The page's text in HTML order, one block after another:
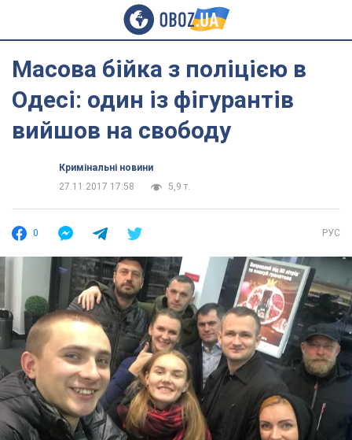
Масова бійка з поліцією в
Одесі: один із фігурантів
вийшов на свободу
Кримінальні новини
27.11.2017 17:58
5,9 т.
0 РУС